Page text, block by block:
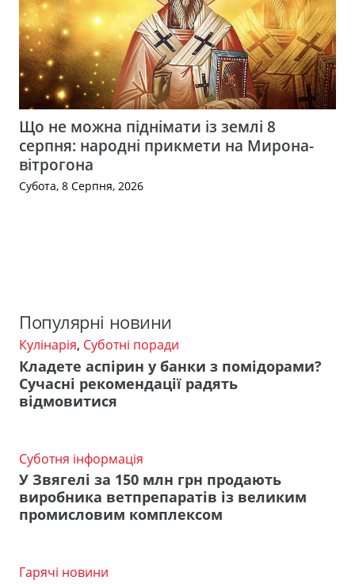
Що не можна піднімати із землі 8
серпня: народні прикмети на Мирона-
вітрогона
Субота, 8 Серпня, 2026
Популярні новини
Кулінарія, Суботні поради
Кладете аспірин у банки з помідорами?
Сучасні рекомендації радять
відмовитися
Суботня інформація
У Звягелі за 150 млн грн продають
виробника ветпрепаратів із великим
промисловим комплексом
Гарячі новини